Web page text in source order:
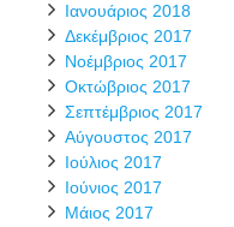
Ιανουάριος 2018
Δεκέμβριος 2017
Νοέμβριος 2017
Οκτώβριος 2017
Σεπτέμβριος 2017
Αύγουστος 2017
Ιούλιος 2017
Ιούνιος 2017
Μάιος 2017